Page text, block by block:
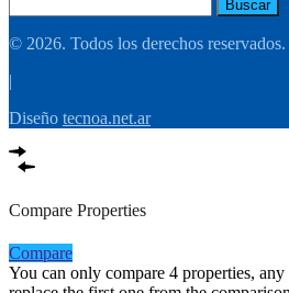
© 2026. Todos los derechos reservados.
Diseño tecnoa.net.ar
Compare Properties
Compare
You can only compare 4 properties,